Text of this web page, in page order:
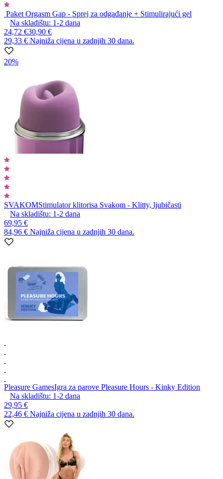
Paket Orgasm Gap - Sprej za odgađanje + Stimulirajući gel
Na skladištu: 1-2 dana
24,72 €30,90 €
29,33 € Najniža cijena u zadnjih 30 dana.
20%
SVAKOMStimulator klitorisa Svakom - Klitty, ljubičasti
Na skladištu: 1-2 dana
69,95 €
84,96 € Najniža cijena u zadnjih 30 dana.
Pleasure GamesIgra za parove Pleasure Hours - Kinky Edition
Na skladištu: 1-2 dana
29,95 €
22,46 € Najniža cijena u zadnjih 30 dana.